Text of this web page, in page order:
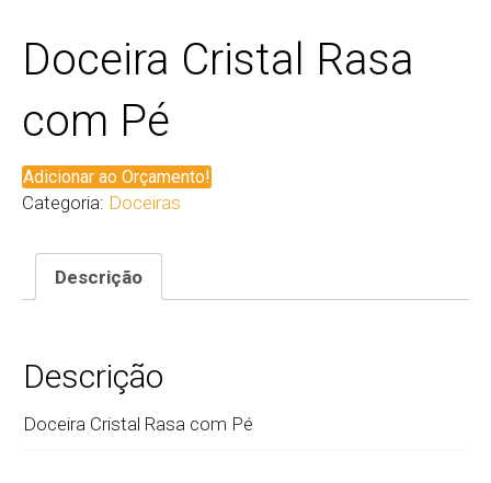
Doceira Cristal Rasa
com Pé
Adicionar ao Orçamento!
Categoria: Doceiras
Descrição
Descrição
Doceira Cristal Rasa com Pé